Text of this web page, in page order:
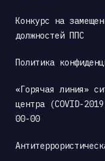
Конкурс на
должностей ППС
Политика
«Горячая линия»
центра (COVID-
00-00